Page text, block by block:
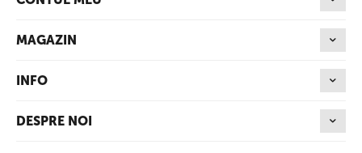
MAGAZIN
INFO
DESPRE NOI